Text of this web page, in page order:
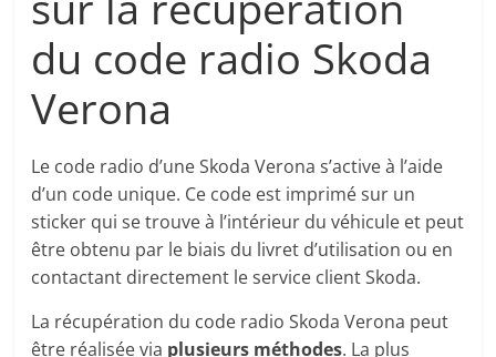
du code radio Skoda
Verona
Le code radio d’une Skoda Verona s’active à l’aide
d’un code unique. Ce code est imprimé sur un
sticker qui se trouve à l’intérieur du véhicule et peut
être obtenu par le biais du livret d’utilisation ou en
contactant directement le service client Skoda.
La récupération du code radio Skoda Verona peut
être réalisée via plusieurs méthodes. La plus